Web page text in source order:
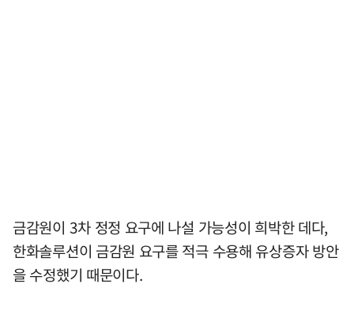
금감원이 3차 정정 요구에 나설 가능성이 희박한 데다,
한화솔루션이 금감원 요구를 적극 수용해 유상증자 방안
을 수정했기 때문이다.